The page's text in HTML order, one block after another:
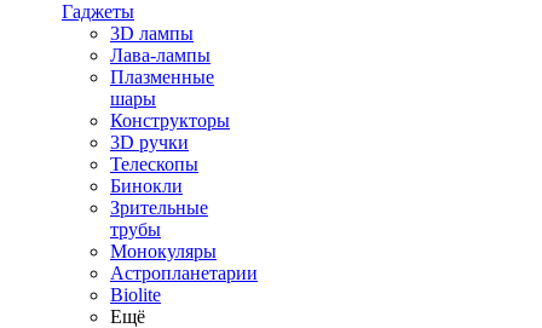
Гаджеты
3D лампы
Лава-лампы
Плазменные
шары
Конструкторы
3D ручки
Телескопы
Бинокли
Зрительные
трубы
Монокуляры
Астропланетарии
Biolite
Ещё